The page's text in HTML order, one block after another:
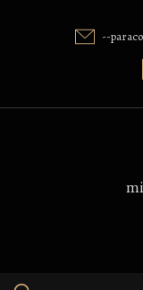
--